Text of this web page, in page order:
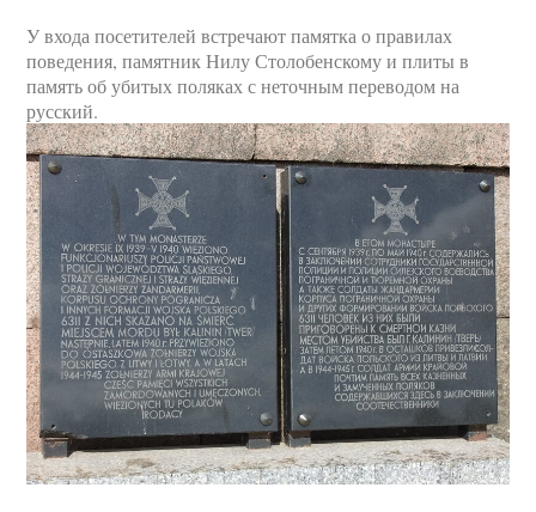
У входа посетителей встречают памятка о правилах
поведения, памятник Нилу Столобенскому и плиты в
память об убитых поляках с неточным переводом на
русский.